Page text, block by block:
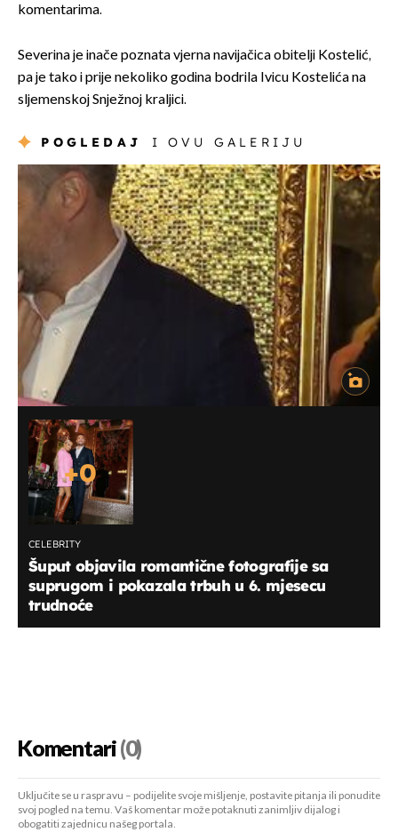
komentarima.
Severina je inače poznata vjerna navijačica obitelji Kostelić,
pa je tako i prije nekoliko godina bodrila Ivicu Kostelića na
sljemenskoj Snježnoj kraljici.
POGLEDAJ I OVU GALERIJU
+0
CELEBRITY
Šuput objavila romantične fotografije sa
suprugom i pokazala trbuh u 6. mjesecu
trudnoće
Komentari(0)
Uključite se u raspravu – podijelite svoje mišljenje, postavite pitanja ili ponudite
svoj pogled na temu. Vaš komentar može potaknuti zanimljiv dijalog i
obogatiti zajednicu našeg portala.